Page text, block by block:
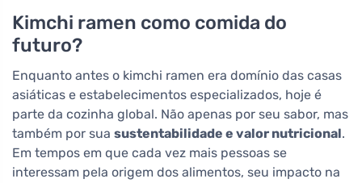
Kimchi ramen como comida do
futuro?
Enquanto antes o kimchi ramen era domínio das casas
asiáticas e estabelecimentos especializados, hoje é
parte da cozinha global. Não apenas por seu sabor, mas
também por sua sustentabilidade e valor nutricional.
Em tempos em que cada vez mais pessoas se
interessam pela origem dos alimentos, seu impacto na